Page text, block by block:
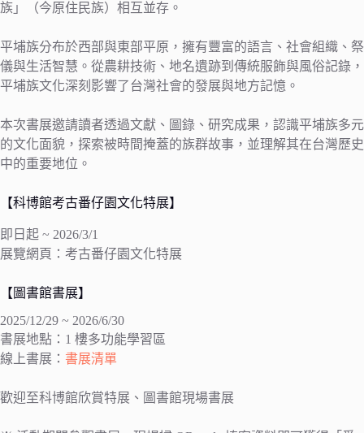
族」（今原住民族）相互並存。
平埔族分布於西部與東部平原，擁有豐富的語言、社會組織、祭
儀與生活智慧。從農耕技術、地名遺跡到傳統服飾與風俗記錄，
平埔族文化深刻影響了台灣社會的發展與地方記憶。
本次書展邀請讀者透過文獻、圖錄、研究成果，認識平埔族多元
的文化面貌，探索被時間掩蓋的族群故事，並理解其在台灣歷史
中的重要地位。
【科博館考古番仔園文化特展】
即日起 ~ 2026/3/1
展覽網頁：考古番仔園文化特展
【圖書館書展】
2025/12/29 ~ 2026/6/30
書展地點：1 樓多功能學習區
線上書展： 書展清單
歡迎至科博館欣賞特展、圖書館現場書展